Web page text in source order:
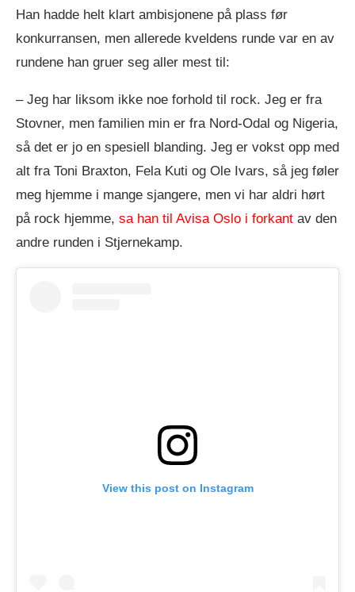
Han hadde helt klart ambisjonene på plass før
konkurransen, men allerede kveldens runde var en av
rundene han gruer seg aller mest til:
– Jeg har liksom ikke noe forhold til rock. Jeg er fra
Stovner, men familien min er fra Nord-Odal og Nigeria,
så det er jo en spesiell blanding. Jeg er vokst opp med
alt fra Toni Braxton, Fela Kuti og Ole Ivars, så jeg føler
meg hjemme i mange sjangere, men vi har aldri hørt
på rock hjemme, sa han til Avisa Oslo i forkant av den
andre runden i Stjernekamp.
View this post on Instagram